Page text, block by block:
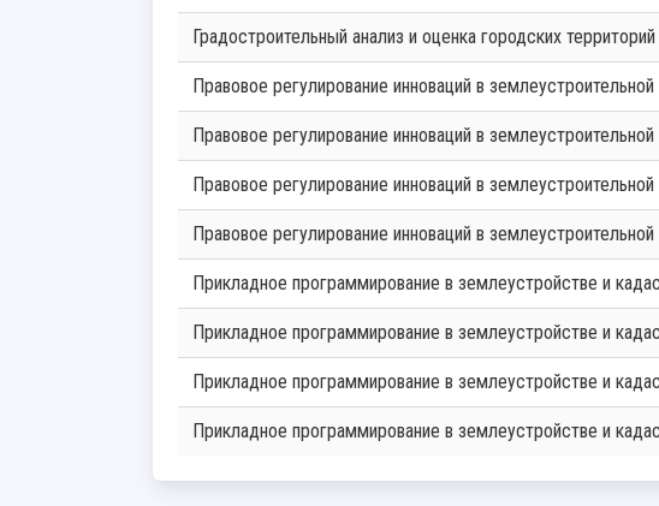
Градостроительный анализ и оценка городских территорий
Правовое регулирование инноваций в
Правовое регулирование инноваций в
Правовое регулирование инноваций в
Правовое регулирование инноваций в
Прикладное программирование в землеустройстве и
Прикладное программирование в землеустройстве и
Прикладное программирование в землеустройстве и
Прикладное программирование в землеустройстве и